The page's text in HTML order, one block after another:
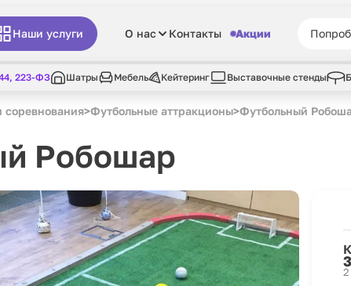
Наши услуги О нас Контакты Акции
223-ФЗ Шатры Мебель Кейтеринг Выставочные стенды
соревнования>Футбольные аттракционы>Футбольный
Робошар
2